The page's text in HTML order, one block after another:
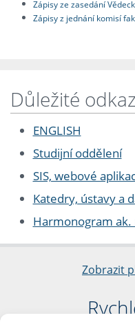
Zápisy ze zasedání
Zápisy z jednání komisí
Důležité
ENGLISH
Studijní oddělení
SIS, webové
Katedry, ústavy a
Harmonogram ak.
Zobrazit